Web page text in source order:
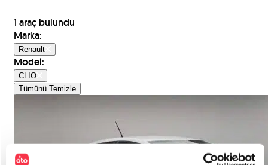
1araç bulundu
Marka:
Renault
Model:
CLIO
Tümünü Temizle